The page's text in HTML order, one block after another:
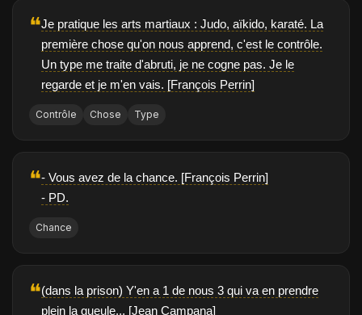
❝Je pratique les arts martiaux : Judo, aïkido, karaté. La
première chose qu'on nous apprend, c'est le contrôle.
Un type me traite d'abruti, je ne cogne pas. Je le
regarde et je m'en vais. [François Perrin]
Contrôle Chose Type
❝- Vous avez de la chance. [François Perrin]
- PD.
Chance
❝(dans la prison) Y'en a 1 de nous 3 qui va en prendre
plein la gueule... [Jean Campana]